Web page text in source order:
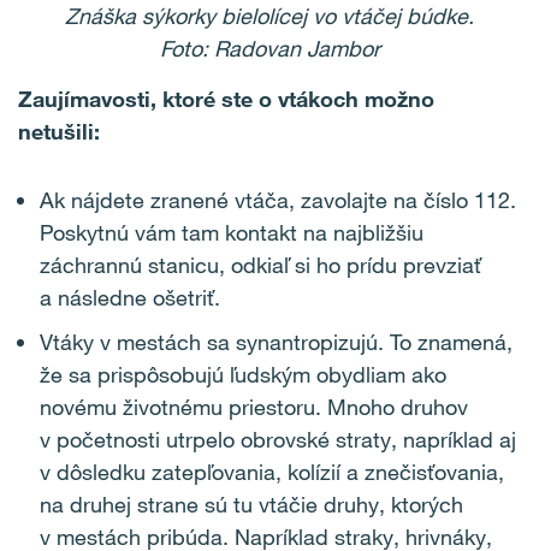
Znáška sýkorky bielolícej vo vtáčej búdke.
Foto: Radovan Jambor
Zaujímavosti, ktoré ste o vtákoch možno
netušili:
Ak nájdete zranené vtáča, zavolajte na číslo 112.
Poskytnú vám tam kontakt na najbližšiu
záchrannú stanicu, odkiaľ si ho prídu prevziať
a následne ošetriť.
Vtáky v mestách sa synantropizujú. To znamená,
že sa prispôsobujú ľudským obydliam ako
novému životnému priestoru. Mnoho druhov
v početnosti utrpelo obrovské straty, napríklad aj
v dôsledku zatepľovania, kolízií a znečisťovania,
na druhej strane sú tu vtáčie druhy, ktorých
v mestách pribúda. Napríklad straky, hrivnáky,